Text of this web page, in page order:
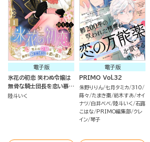
電子版
氷花の初恋 笑わぬ令嬢は
無骨な騎士団長を恋い慕う
（1）
陸斗いく
電子版
PRIMO Vol.32
朱野りりん 七月タミカ 310
蒔々 たまき棗 紡木すあ オイ
ナツ 白井べべ 陸斗いく 石蕗
こはな
PRIMO編集部 クレ
イン 琴子